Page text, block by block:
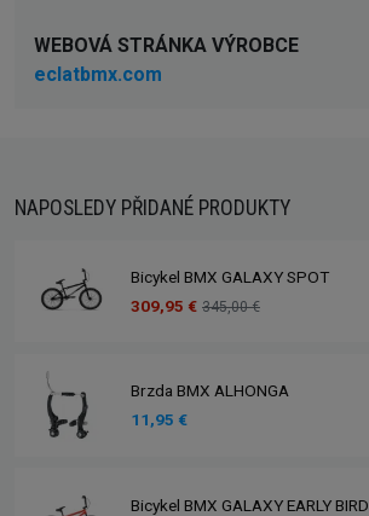
WEBOVÁ STRÁNKA VÝROBCE
eclatbmx.com
NAPOSLEDY PŘIDANÉ PRODUKTY
Bicykel BMX GALAXY SPOT
309,95 € 345,00 €
Brzda BMX ALHONGA
11,95 €
Bicykel BMX GALAXY EARLY BIRD